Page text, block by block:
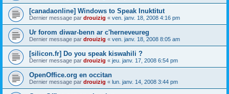
[canadaonline] Windows to Speak Inuktitut
Dernier message par drouizig « ven. janv. 18, 2008 4:16 pm
Ur forom diwar-benn ar c'herneveureg
Dernier message par drouizig « ven. janv. 18, 2008 8:05 am
[silicon.fr] Do you speak kiswahili ?
Dernier message par drouizig « jeu. janv. 17, 2008 6:54 pm
OpenOffice.org en occitan
Dernier message par drouizig « lun. janv. 14, 2008 3:44 pm